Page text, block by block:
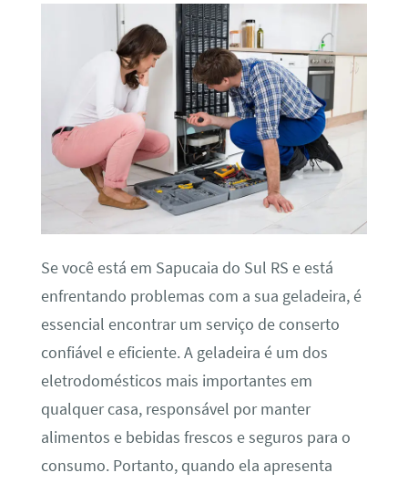
Se você está em Sapucaia do Sul RS e está
enfrentando problemas com a sua geladeira, é
essencial encontrar um serviço de conserto
confiável e eficiente. A geladeira é um dos
eletrodomésticos mais importantes em
qualquer casa, responsável por manter
alimentos e bebidas frescos e seguros para o
consumo. Portanto, quando ela apresenta